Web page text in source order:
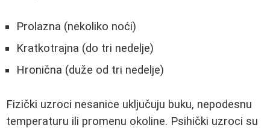
Prolazna (nekoliko noći)
Kratkotrajna (do tri nedelje)
Hronična (duže od tri nedelje)
Fizički uzroci nesanice uključuju buku, nepodesnu
temperaturu ili promenu okoline. Psihički uzroci su